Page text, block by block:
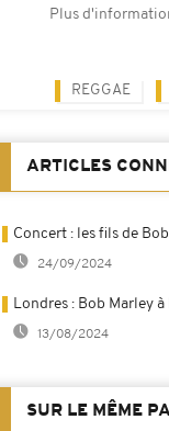
Plus
REGGAE
ARTICLES
Concert : les fils de
24/09/2024
Londres : Bob Marley
13/08/2024
SUR LE MÊME